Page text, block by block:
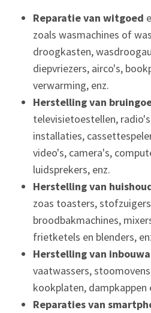
Reparatie van witgoed
zoals wasmachines of
droogkasten,
diepvriezers, airco's,
verwarming, enz.
Herstelling van
televisietoestellen,
installaties,
video's, camera's,
luidsprekers, enz.
Herstelling van
zoas toasters,
broodbakmachines,
frietketels en blenders,
Herstelling van
vaatwassers,
kookplaten, dampkappen
Reparaties van